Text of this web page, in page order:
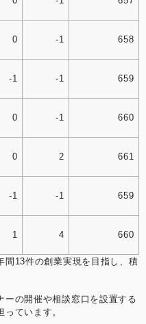
0 -1 658
-1 -1 659
0 -1 660
0 2 661
-1 -1 659
1 4 660
間13件の創業実現を目指し、積
ーの開催や相談窓口を設置する
ています。